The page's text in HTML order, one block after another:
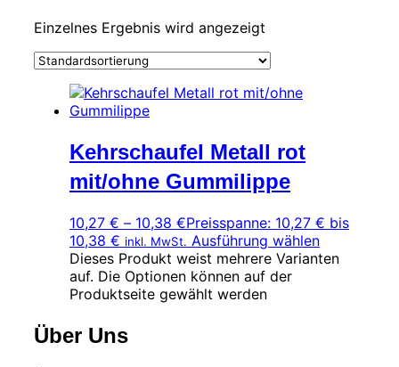
Einzelnes Ergebnis wird angezeigt
Kehrschaufel Metall rot
mit/ohne Gummilippe
10,27 € – 10,38 €Preisspanne: 10,27 € bis
10,38 € inkl. MwSt. Ausführung wählen
Dieses Produkt weist mehrere Varianten
auf. Die Optionen können auf der
Produktseite gewählt werden
Über Uns